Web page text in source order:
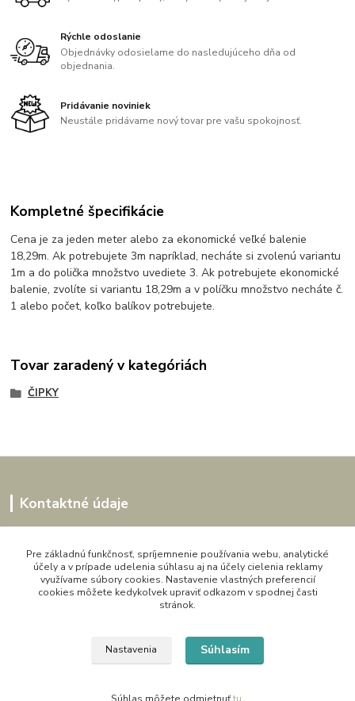
Rýchle odoslanie
Objednávky odosielame do nasledujúceho dňa od
objednania.
Pridávanie noviniek
Neustále pridávame nový tovar pre vašu spokojnosť.
Kompletné špecifikácie
Cena je za jeden meter alebo za ekonomické veľké balenie
18,29m. Ak potrebujete 3m napríklad, necháte si zvolenú variantu
1m a do polička množstvo uvediete 3. Ak potrebujete ekonomické
balenie, zvolíte si variantu 18,29m a v políčku množstvo necháte č.
1 alebo počet, koľko balíkov potrebujete.
Tovar zaradený v kategóriách
ČIPKY
Kontaktné údaje
0907864188
pon. - pia. 9,00 do 16,00h
artwood.nelly@gmail.com
Pre základnú funkčnosť, spríjemnenie používania webu, analytické
účely a v prípade udelenia súhlasu aj na účely cielenia reklamy
využívame súbory cookies. Nastavenie vlastných preferencií
cookies môžete kedykoľvek upraviť odkazom v spodnej časti
stránok.
Nastavenia Súhlasím